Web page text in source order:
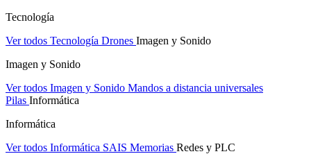
Tecnología
Ver todos Tecnología Drones Imagen y Sonido
Imagen y Sonido
Ver todos Imagen y Sonido Mandos a distancia universales
Pilas Informática
Informática
Ver todos Informática SAIS Memorias Redes y PLC